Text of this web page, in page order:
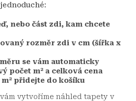
nebo část zdi, kam chcete
rozměr zdi v cm (šířka x
se vám automaticky
počet m² a celková cena
přidejte do košíku
vytvoříme náhled tapety v